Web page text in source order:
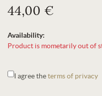
44,00 €
Availability:
Product is mometarily out of
I agree theterms of privacy